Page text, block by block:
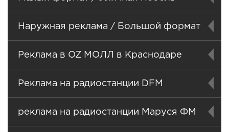
Наружная реклама / Большой формат
Реклама в OZ МОЛЛ в Краснодаре
Реклама на радиостанции DFM
реклама на радиостанции Маруся ФМ